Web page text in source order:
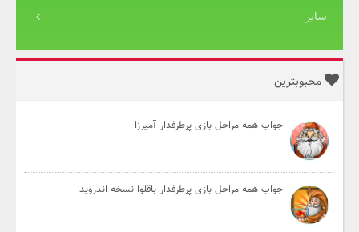
سایر
محبوبترین
جواب همه مراحل بازی پرطرفدار آمیرزا
جواب همه مراحل بازی پرطرفدار باقلوا نسخه اندروید